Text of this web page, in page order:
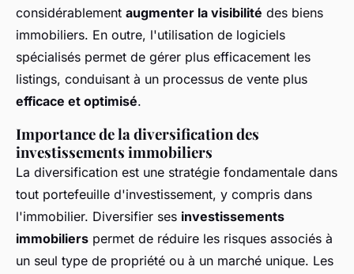
considérablement augmenter la visibilité des biens
immobiliers. En outre, l'utilisation de logiciels
spécialisés permet de gérer plus efficacement les
listings, conduisant à un processus de vente plus
efficace et optimisé.
Importance de la diversification des
investissements immobiliers
La diversification est une stratégie fondamentale dans
tout portefeuille d'investissement, y compris dans
l'immobilier. Diversifier ses investissements
immobiliers permet de réduire les risques associés à
un seul type de propriété ou à un marché unique. Les